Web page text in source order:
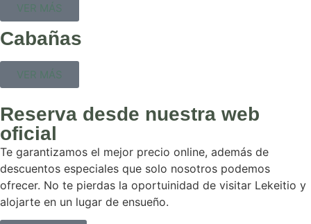
VER MÁS
Cabañas
VER MÁS
Reserva desde nuestra web
oficial
Te garantizamos el mejor precio online, además de
descuentos especiales que solo nosotros podemos
ofrecer. No te pierdas la oportuinidad de visitar Lekeitio y
alojarte en un lugar de ensueño.